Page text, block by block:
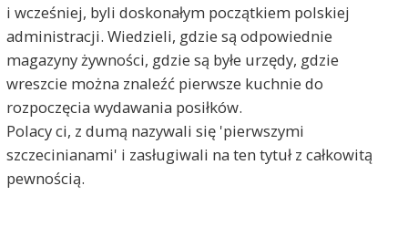
i wcześniej, byli doskonałym początkiem polskiej
administracji. Wiedzieli, gdzie są odpowiednie
magazyny żywności, gdzie są byłe urzędy, gdzie
wreszcie można znaleźć pierwsze kuchnie do
rozpoczęcia wydawania posiłków.
Polacy ci, z dumą nazywali się 'pierwszymi
szczecinianami' i zasługiwali na ten tytuł z całkowitą
pewnością.